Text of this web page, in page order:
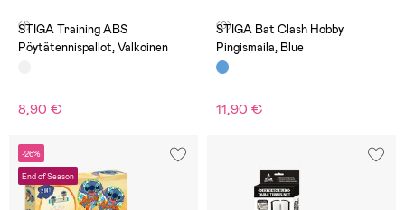
(1)
STIGA Training ABS
Pöytätennispallot, Valkoinen
8,90 €
(0)
STIGA Bat Clash Hobby
Pingismaila, Blue
11,90 €
-26%
End of Season